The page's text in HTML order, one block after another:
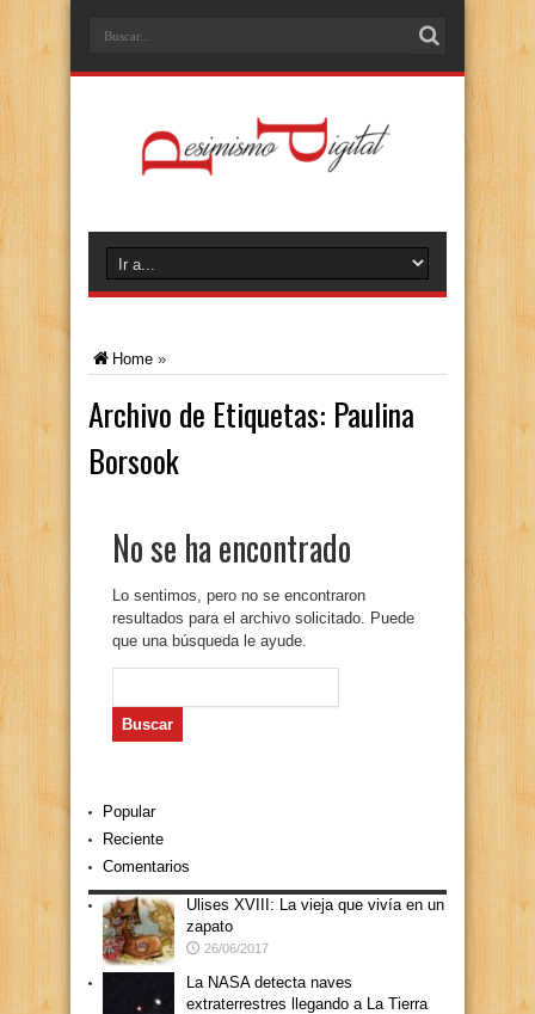
Home »
Archivo de Etiquetas: Paulina
Borsook
No se ha encontrado
Lo sentimos, pero no se encontraron
resultados para el archivo solicitado. Puede
que una búsqueda le ayude.
Popular
Reciente
Comentarios
Ulises XVIII: La vieja que vivía en un
zapato
26/06/2017
La NASA detecta naves
extraterrestres llegando a La Tierra